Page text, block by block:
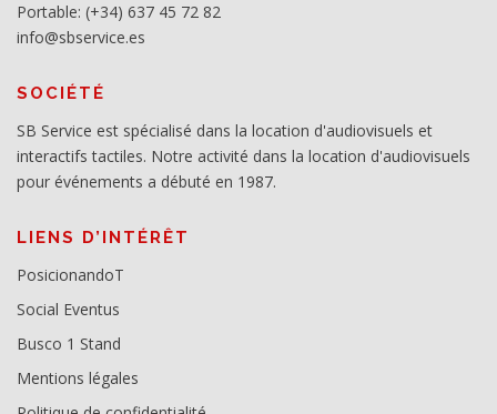
Portable: (+34) 637 45 72 82
info@sbservice.es
SOCIÉTÉ
SB Service est spécialisé dans la location d'audiovisuels et
interactifs tactiles. Notre activité dans la location d'audiovisuels
pour événements a débuté en 1987.
LIENS D’INTÉRÊT
PosicionandoT
Social Eventus
Busco 1 Stand
Mentions légales